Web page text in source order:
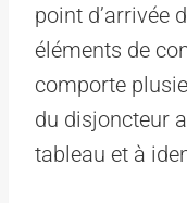
point d’arrivée
éléments de
comporte
du disjoncteur
tableau et à